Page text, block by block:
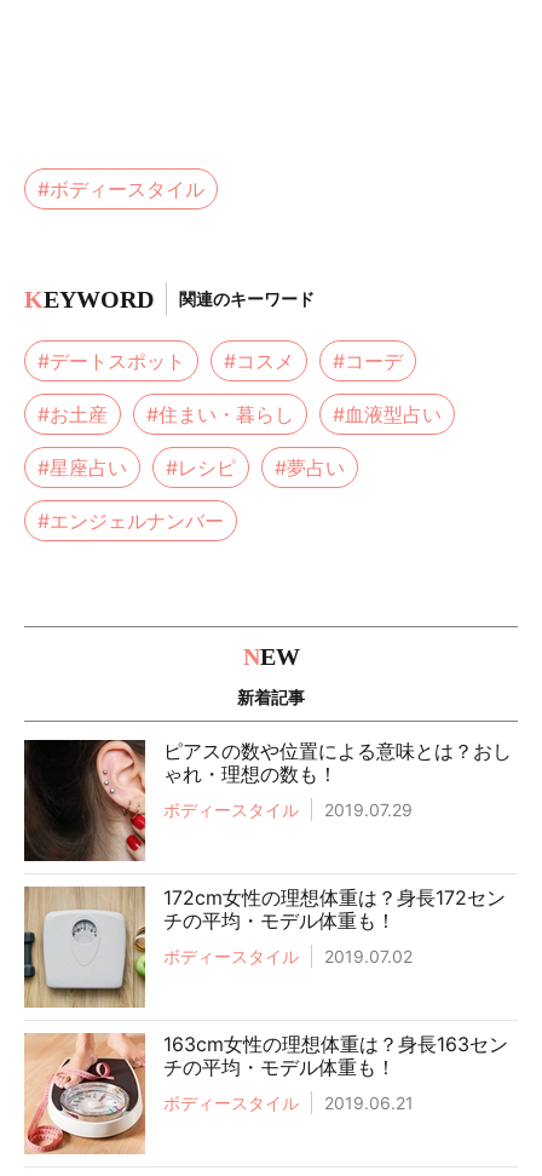
#ボディースタイル
KEYWORD 関連のキーワード
#デートスポット #コスメ #コーデ
#お土産 #住まい・暮らし #血液型占い
#星座占い #レシピ #夢占い
#エンジェルナンバー
NEW
新着記事
ピアスの数や位置による意味とは？おし
ゃれ・理想の数も！
ボディースタイル 2019.07.29
172cm女性の理想体重は？身長172セン
チの平均・モデル体重も！
ボディースタイル 2019.07.02
163cm女性の理想体重は？身長163セン
チの平均・モデル体重も！
ボディースタイル 2019.06.21